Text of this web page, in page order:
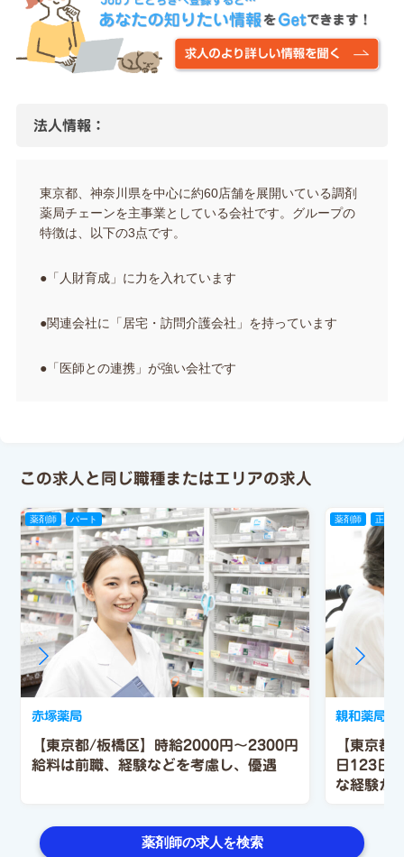
法人情報：
東京都、神奈川県を中心に約60店舗を展開いている調剤
薬局チェーンを主事業としている会社です。グループの
特徴は、以下の3点です。
●「人財育成」に力を入れています
●関連会社に「居宅・訪問介護会社」を持っています
●「医師との連携」が強い会社です
この求人と同じ職種またはエリアの求人
薬剤師 パート
【東京都/板橋区】時給2000円～2300円
給料は前職、経験などを考慮し、優遇
赤塚薬局
薬剤師 正社員
【東京都
日123日
な経験が
環器科）
親和薬局日
薬剤師の求人を検索